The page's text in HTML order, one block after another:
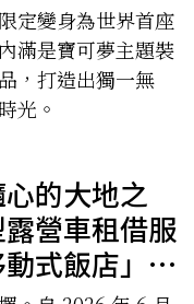
定變身為世界首座
滿是寶可夢主題裝
，打造出獨一無
光。
心的大地之
營車租借服
式飯店」暢